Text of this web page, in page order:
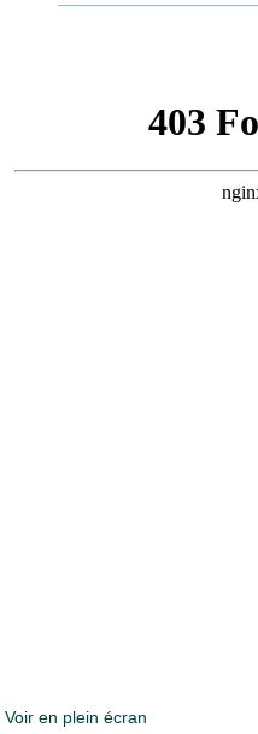
Voir en plein écran